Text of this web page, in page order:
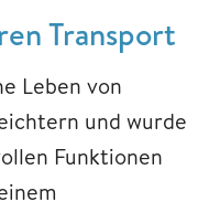
Transport
Leben von
und wurde
Funktionen